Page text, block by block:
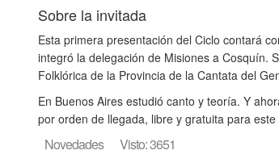
Sobre la invitada
Esta primera presentación del Ciclo contará
integró la delegación de Misiones a Cosquín.
Folklórica de la Provincia de la Cantata del
En Buenos Aires estudió canto y teoría. Y
por orden de llegada, libre y gratuita para
Novedades Visto: 3651